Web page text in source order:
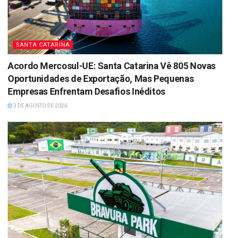
SANTA CATARINA
Acordo Mercosul-UE: Santa Catarina Vê 805 Novas
Oportunidades de Exportação, Mas Pequenas
Empresas Enfrentam Desafios Inéditos
3 DE AGOSTO DE 2026